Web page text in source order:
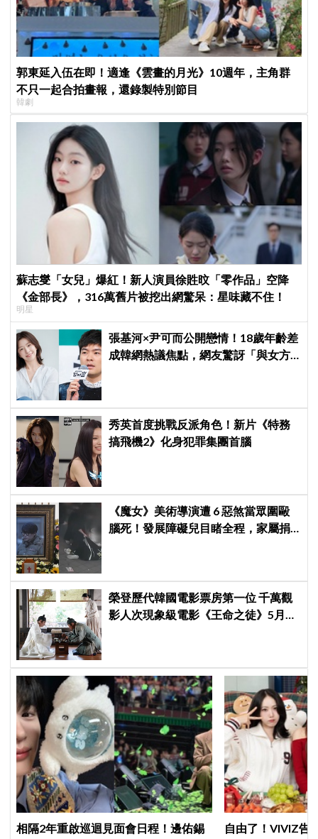
郭東延入伍在即！適逢《雲畫的月光》10週年，主角群
不只一起合拍畫報，還錄製特別節目
韓劇
蘇志燮「女兒」爆紅！新人演員徐貹旼「零作品」空降
《金部長》，316萬舊片被挖出網驚呆：星味藏不住！
明星
張基河×尹可而公開戀情！18歲年齡差
成韓網熱議焦點，網友驚訝「與女方
秀英首度挑戰反派角色！新片《特務
搞飛機2》化身犯罪集團首腦
《魔女》美術導演遭 6 惡煞當眾圍毆
腦死！發展障礙兒目睹全程，家屬捐
榮登歷代韓國電影票房第一位 千萬觀
影人次現象級電影《王命之徒》5月14
相隔2年重啟巡迴見面會日程！邊佑錫
自由了！VIVIZ告